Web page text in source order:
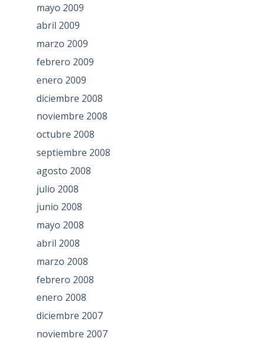
mayo 2009
abril 2009
marzo 2009
febrero 2009
enero 2009
diciembre 2008
noviembre 2008
octubre 2008
septiembre 2008
agosto 2008
julio 2008
junio 2008
mayo 2008
abril 2008
marzo 2008
febrero 2008
enero 2008
diciembre 2007
noviembre 2007